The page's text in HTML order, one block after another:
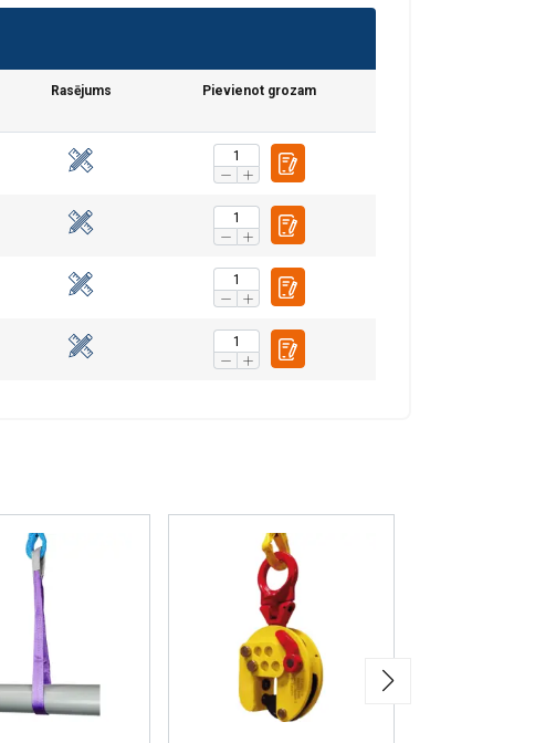
Rasējums Pievienot grozam